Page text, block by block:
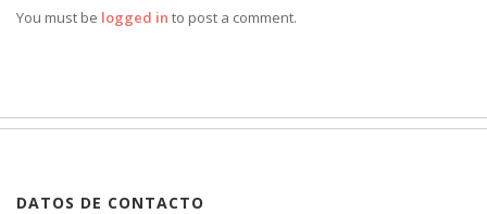
You must be logged in to post a comment.
DATOS DE CONTACTO